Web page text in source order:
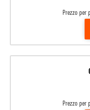
Prezzo per
Prezzo per